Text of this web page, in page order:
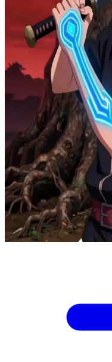
Боруто
Боруто Узумаки TbV,
Вы выследили слухи о
Когтя, где Саске Учиха
Божественным Древом.
сжимая свой чокуто; он
исполнит обещание
Show more